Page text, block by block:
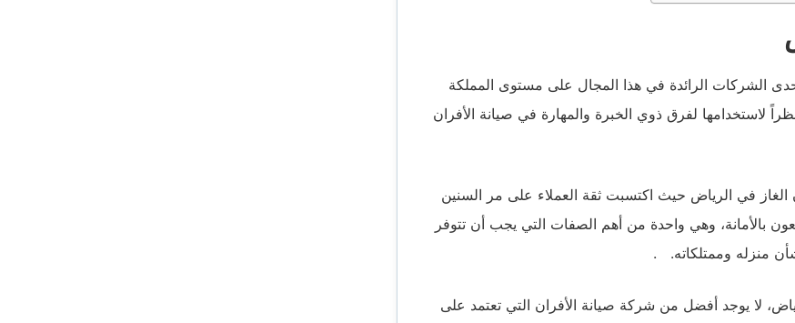
الشركات الرائدة في هذا المجال على مستوى المملكة
لاستخدامها لفرق ذوي الخبرة والمهارة في صيانة الأفران
الغاز في الرياض حيث اكتسبت ثقة العملاء على مر السنين
بالأمانة، وهي واحدة من أهم الصفات التي يجب أن تتوفر
منزله وممتلكاته. .
لا يوجد أفضل من شركة صيانة الأفران التي تعتمد على